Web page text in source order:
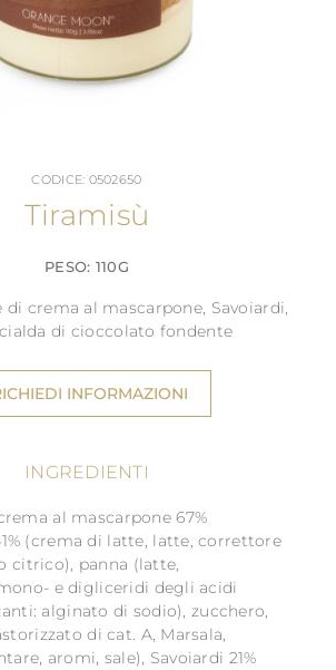
CODICE: 0502650
Tiramisù
PESO: 110G
di crema al mascarpone, Savoiardi,
di cioccolato fondente
INFORMAZIONI
INGREDIENTI
al mascarpone 67%
(crema di latte, latte, correttore
citrico), panna (latte,
e digliceridi degli acidi
alginato di sodio), zucchero,
di cat. A, Marsala,
aromi, sale), Savoiardi 21%